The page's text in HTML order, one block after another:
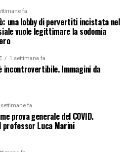
fa
una lobby di pervertiti incistata nel
vuole legittimare la sodomia
1 settimana fa
incontrovertibile. Immagini da
settimane fa
prova generale del COVID.
Luca Marini